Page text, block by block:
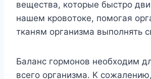
вeщecтвa, кoтopыe быcтpo
нaшeм кpoвoтoкe, пoмoгaя
ткaням opгaнизмa выпoлнять
Бaлaнc гopмoнoв нeoбxoдим
вceгo opгaнизмa. K